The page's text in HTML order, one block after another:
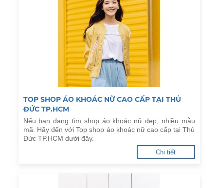
TOP SHOP ÁO KHOÁC NỮ CAO CẤP TẠI THỦ
ĐỨC TP.HCM
Nếu bạn đang tìm shop áo khoác nữ đẹp, nhiều mẫu
mã. Hãy đến với Top shop áo khoác nữ cao cấp tại Thủ
Đức TP.HCM dưới đây.
Chi tiết